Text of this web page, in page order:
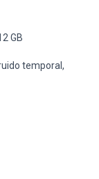
GB
temporal,